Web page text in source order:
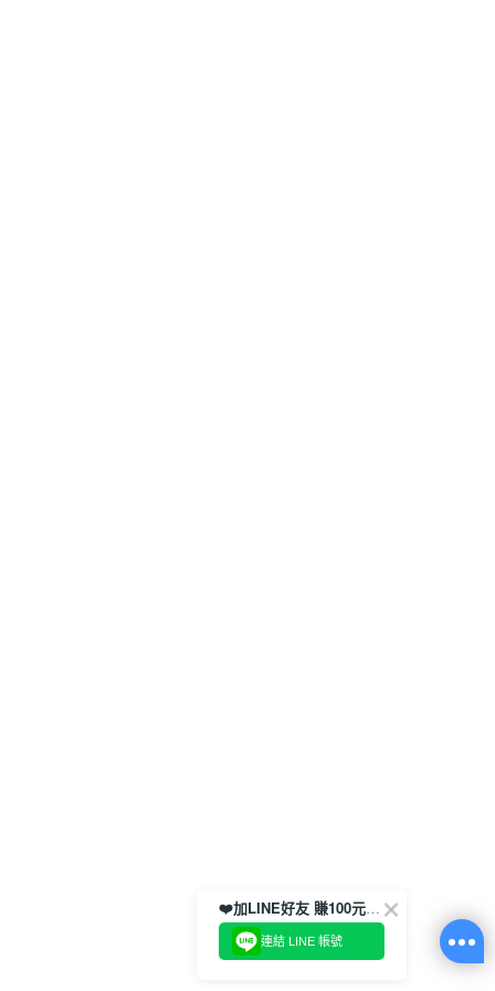
❤️加LINE好友 賺100元券！
連結 LINE 帳號